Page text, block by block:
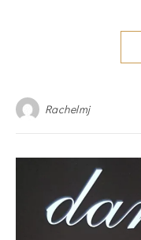
Rachelmj